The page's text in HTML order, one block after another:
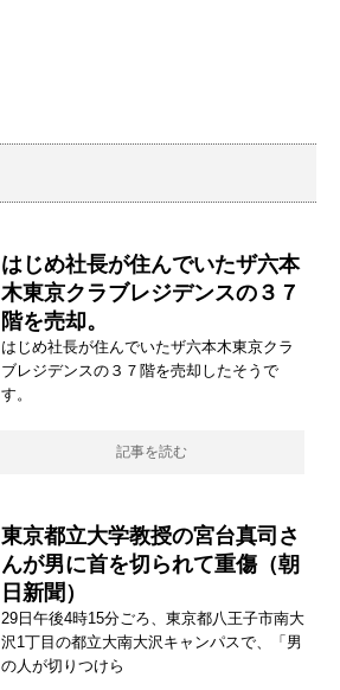
はじめ社長が住んでいたザ六本
木東京クラブレジデンスの３７
階を売却。
はじめ社長が住んでいたザ六本木東京クラ
ブレジデンスの３７階を売却したそうで
す。
記事を読む
東京都立大学教授の宮台真司さ
んが男に首を切られて重傷（朝
日新聞）
29日午後4時15分ごろ、東京都八王子市南大
沢1丁目の都立大南大沢キャンパスで、「男
の人が切りつけら